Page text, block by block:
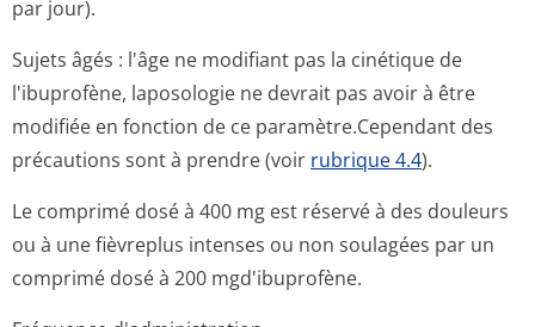
par jour).
Sujets âgés : l'âge ne modifiant pas la cinétique de
l'ibuprofène, laposologie ne devrait pas avoir à être
modifiée en fonction de ce paramètre.Cependant des
précautions sont à prendre (voir rubrique 4.4).
Le comprimé dosé à 400 mg est réservé à des douleurs
ou à une fièvreplus intenses ou non soulagées par un
comprimé dosé à 200 mgd'ibuprofène.